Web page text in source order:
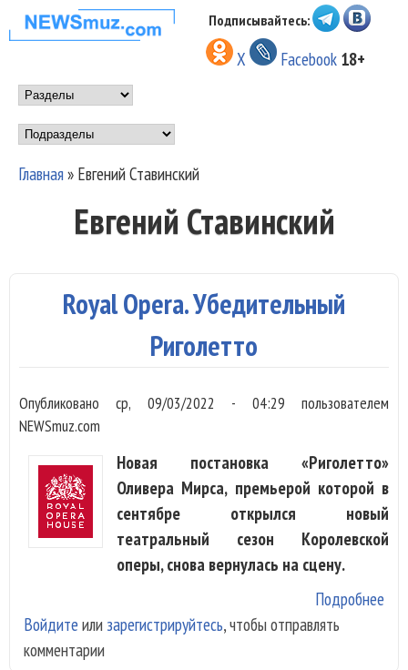
Перейти к основному
содержанию
НОВОСТИ
МУЗЫКИ И
ШОУ БИЗНЕСА
NEWSMUZ.COM
Подписывайтесь:
X Facebook 18+
Main menu
Подразделы
Главная» Евгений Ставинский
Евгений Ставинский
Royal Opera. Убедительный
Риголетто
Опубликованоср, 09/03/2022 - 04:29 пользователем
NEWSmuz.com
Новая постановка «Риголетто»
Оливера Мирса, премьерой которой в
сентябре открылся новый
театральный сезон Королевской
оперы, снова вернулась на сцену.
Подробнее
Войдите или зарегистрируйтесь, чтобы отправлять
комментарии